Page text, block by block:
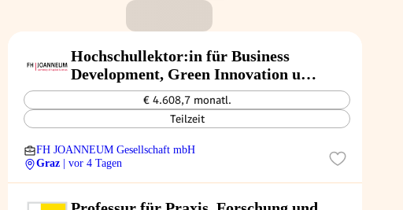
Hochschullektor:in für Business
Development, Green Innovation und
ESG
€ 4.608,7 monatl.
Teilzeit
FH JOANNEUM Gesellschaft mbH
Graz
| vor 4 Tagen